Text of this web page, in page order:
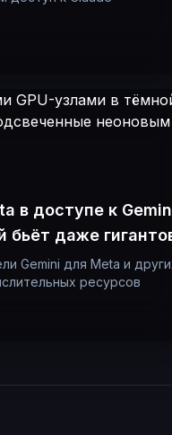
в доступе к
даже
Gemini для Meta и
ресурсов